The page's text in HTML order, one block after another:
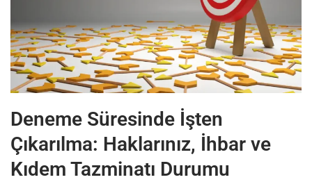
Deneme Süresinde İşten
Çıkarılma: Haklarınız, İhbar ve
Kıdem Tazminatı Durumu